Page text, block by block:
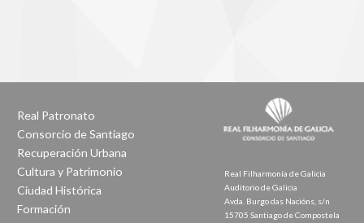
Real Patronato
Consorcio de Santiago
Recuperación Urbana
Cultura y Patrimonio
Ciudad Histórica
Formación
Real Filharmonía de Galicia
Auditorio de Galicia
Avda. Burgo das Nacións, s/n
15705 Santiago de Compostela